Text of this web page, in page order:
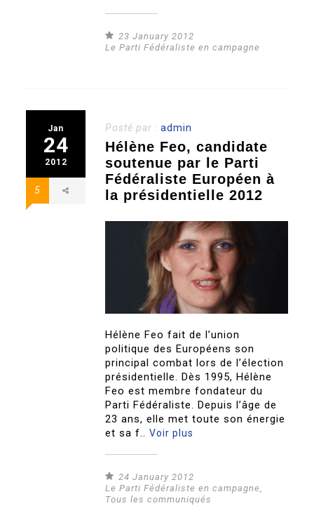
23 January 2012
Le Parti Fédéraliste en campagne
Jan
24
2012
5
Posté par :admin
Hélène Feo, candidate
soutenue par le Parti
Fédéraliste Européen à
la présidentielle 2012
Hélène Feo fait de l’union
politique des Européens son
principal combat lors de l’élection
présidentielle. Dès 1995, Hélène
Feo est membre fondateur du
Parti Fédéraliste. Depuis l’âge de
23 ans, elle met toute son énergie
et sa f..Voir plus
24 January 2012
Le Parti Fédéraliste en campagne
Tous les communiqués